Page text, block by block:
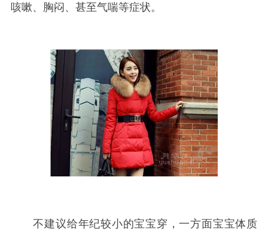
咳嗽、胸闷、甚至气喘等症状。
不建议给年纪较小的宝宝穿，一方面宝宝体质